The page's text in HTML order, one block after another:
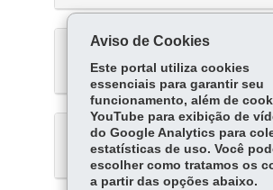
PAULO ROBERTO
| Matrícula: 12/048-L | Data:
01/08/2012
PEDRO LERNER
Matrícula: 20/322-L | Data:
16/09/2020
Aviso de Cookies
Este portal utiliza cookies
essenciais para garantir seu
funcionamento, além de
YouTube para exibição de
do Google Analytics para
estatísticas de uso. Você
escolher como tratamos os
a partir das opções abaixo.